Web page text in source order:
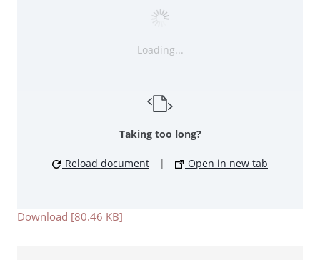
Loading...
Taking too long?
Reload document | Open in new tab
Download [80.46 KB]